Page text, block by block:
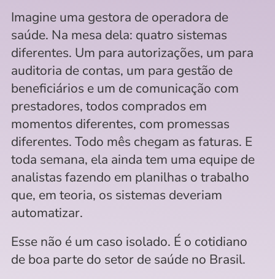
Imagine uma gestora de operadora de
saúde. Na mesa dela: quatro sistemas
diferentes. Um para autorizações, um para
auditoria de contas, um para gestão de
beneficiários e um de comunicação com
prestadores, todos comprados em
momentos diferentes, com promessas
diferentes. Todo mês chegam as faturas. E
toda semana, ela ainda tem uma equipe de
analistas fazendo em planilhas o trabalho
que, em teoria, os sistemas deveriam
automatizar.
Esse não é um caso isolado. É o cotidiano
de boa parte do setor de saúde no Brasil.